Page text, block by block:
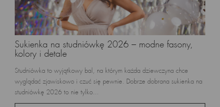
Sukienka na studniówkę 2026 – modne fasony,
kolory i detale
Studniówka to wyjątkowy bal, na którym każda dziewczyna chce
wyglądać zjawiskowo i czuć się pewnie. Dobrze dobrana sukienka na
studniówkę 2026 to nie tylko...